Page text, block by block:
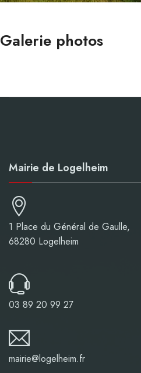
Galerie photos
Mairie de Logelheim
1 Place du Général de Gaulle,
68280 Logelheim
03 89 20 99 27
mairie@logelheim.fr